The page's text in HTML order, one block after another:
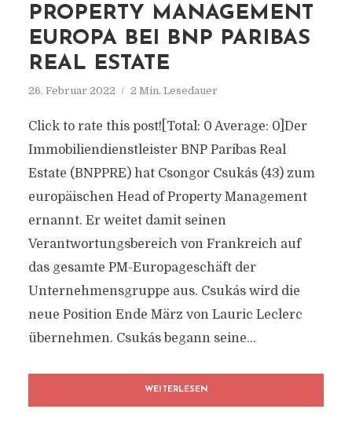
PROPERTY MANAGEMENT
EUROPA BEI BNP PARIBAS
REAL ESTATE
26. Februar 2022 2 Min. Lesedauer
Click to rate this post![Total: 0 Average: 0]Der
Immobiliendienstleister BNP Paribas Real
Estate (BNPPRE) hat Csongor Csukás (43) zum
europäischen Head of Property Management
ernannt. Er weitet damit seinen
Verantwortungsbereich von Frankreich auf
das gesamte PM-Europageschäft der
Unternehmensgruppe aus. Csukás wird die
neue Position Ende März von Lauric Leclerc
übernehmen. Csukás begann seine...
WEITERLESEN